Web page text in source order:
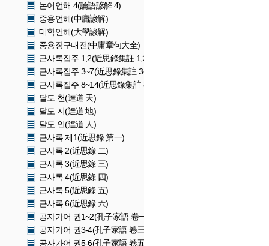
논어언해 4(論語諺解 4)
중용언해(中庸諺解)
대학언해(大學諺解)
중용장구대전(中庸章句大全)
근사록집주 1,2(近思錄集註 1,2)
근사록집주 3~7(近思錄集註 3~7)
근사록집주 8~14(近思錄集註 8~14)
달도 천(達道 天)
달도 지(達道 地)
달도 인(達道 人)
근사록 제1(近思錄 第一)
근사록 2(近思錄 二)
근사록 3(近思錄 三)
근사록 4(近思錄 四)
근사록 5(近思錄 五)
근사록 6(近思錄 六)
공자가어 권1~2(孔子家語 卷一之二)
공자가어 권3-4(孔子家語 卷三之四)
공자가어 권5-6(孔子家語 卷五之六)